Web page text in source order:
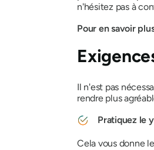
n'hésitez pas à
Pour en savoir
Il n'est pas
rendre plus
Pratiquez le
Cela vous donne